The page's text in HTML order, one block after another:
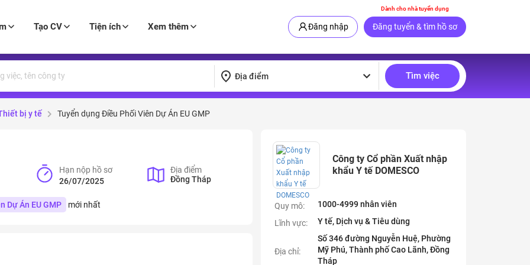
Dành cho nhà tuyển dụng
Tạo CV Tiện ích Xem thêm Đăng nhập Đăng tuyển & tìm hồ sơ
Địa điểm Tìm việc
bị y tế Tuyển dụng Điều Phối Viên Dự Án EU GMP
Hạn nộp hồ sơ
26/07/2025
Địa điểm
Đồng Tháp
Dự Án EU GMP mới nhất
Công ty Cổ phần Xuất nhập
khẩu Y tế DOMESCO
Quy mô:
1000-4999 nhân viên
Lĩnh vực:
Y tế, Dịch vụ & Tiêu dùng
Địa chỉ:
Số 346 đường Nguyễn Huệ, Phường
Mỹ Phú, Thành phố Cao Lãnh, Đồng
Tháp